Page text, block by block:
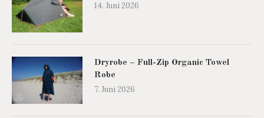
14. Juni 2026
Dryrobe – Full-Zip Organic Towel
Robe
7. Juni 2026